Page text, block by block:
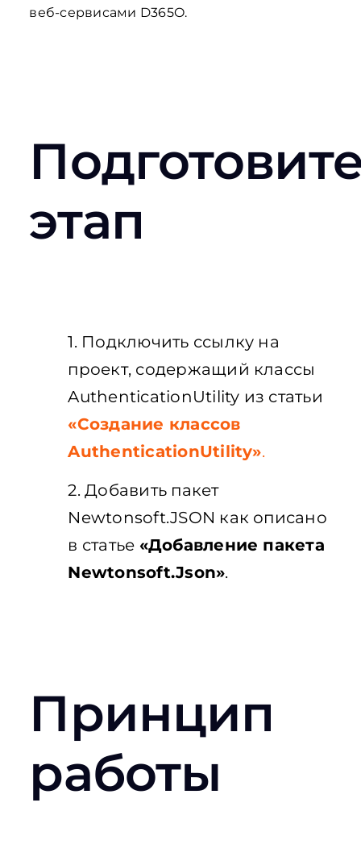
веб-сервисами D365O.
этап
1. Подключить ссылку на
проект, содержащий классы
AuthenticationUtility из статьи
«Создание классов
AuthenticationUtility».
2. Добавить пакет
Newtonsoft.JSON как описано
в статье «Добавление пакета
Newtonsoft.Json».
Принцип
работы